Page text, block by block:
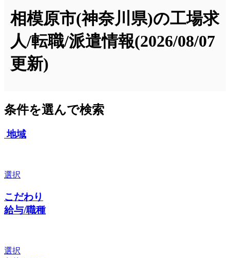
相模原市(神奈川県)の工場求
人/転職/派遣情報(2026/08/07
更新)
条件を選んで検索
地域
選択
こだわり
給与/職種
選択